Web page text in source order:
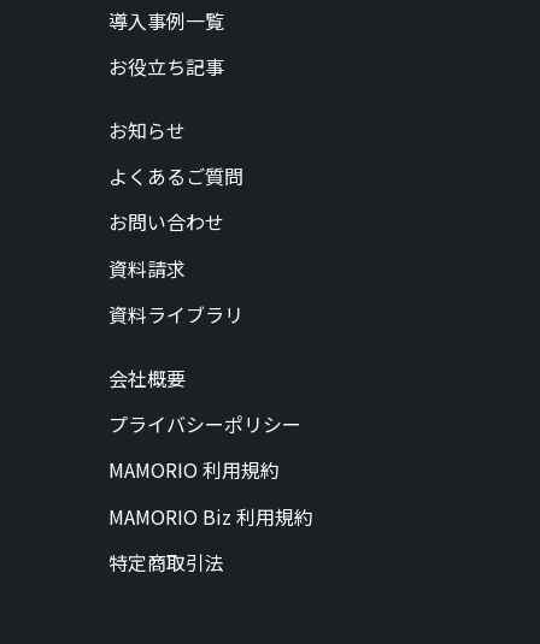
導入事例一覧
お役立ち記事
お知らせ
よくあるご質問
お問い合わせ
資料請求
資料ライブラリ
会社概要
プライバシーポリシー
MAMORIO 利用規約
MAMORIO Biz 利用規約
特定商取引法